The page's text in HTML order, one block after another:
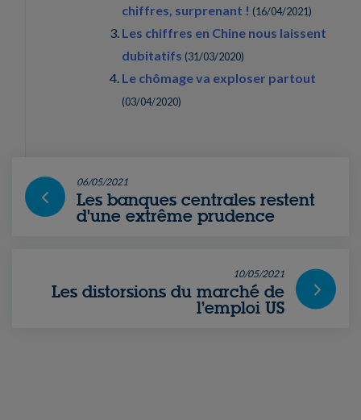
chiffres, surprenant ! (16/04/2021)
Les chiffres en Chine nous laissent
dubitatifs (31/03/2020)
Le chômage va exploser partout
(03/04/2020)
06/05/2021
Les banques centrales restent
d'une extrême prudence
10/05/2021
Les distorsions du marché de
l’emploi US